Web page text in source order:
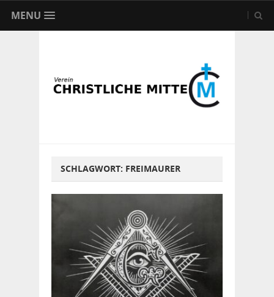
MENU
SCHLAGWORT: FREIMAURER